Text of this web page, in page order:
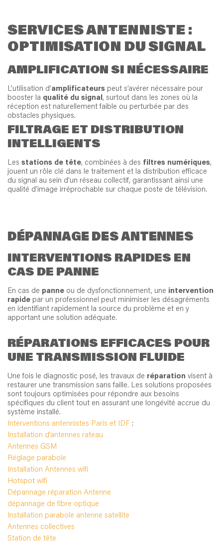
SERVICES ANTENNISTE :
OPTIMISATION DU SIGNAL
AMPLIFICATION SI NÉCESSAIRE
L’utilisation d’amplificateurs peut s’avérer nécessaire pour
booster la qualité du signal, surtout dans les zones où la
réception est naturellement faible ou perturbée par des
obstacles physiques.
FILTRAGE ET DISTRIBUTION
INTELLIGENTS
Les stations de tête, combinées à des filtres numériques,
jouent un rôle clé dans le traitement et la distribution efficace
du signal au sein d’un réseau collectif, garantissant ainsi une
qualité d’image irréprochable sur chaque poste de télévision.
DÉPANNAGE DES ANTENNES
INTERVENTIONS RAPIDES EN
CAS DE PANNE
En cas de panne ou de dysfonctionnement, une intervention
rapide par un professionnel peut minimiser les désagréments
en identifiant rapidement la source du problème et en y
apportant une solution adéquate.
RÉPARATIONS EFFICACES POUR
UNE TRANSMISSION FLUIDE
Une fois le diagnostic posé, les travaux de réparation visent à
restaurer une transmission sans faille. Les solutions proposées
sont toujours optimisées pour répondre aux besoins
spécifiques du client tout en assurant une longévité accrue du
système installé.
Interventions antennistes Paris et IDF :
Installation d’antennes rateau
Antennes GSM
Réglage parabole
Installation Antennes wifi
Hotspot wifi
Dépannage réparation Antenne
dépannage de fibre optique
Installation parabole antenne satellite
Antennes collectives
Station de tête